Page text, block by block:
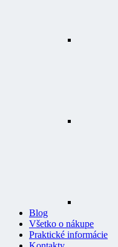
Všetko o nákupe
Praktické informácie
Kontakty
Predajně